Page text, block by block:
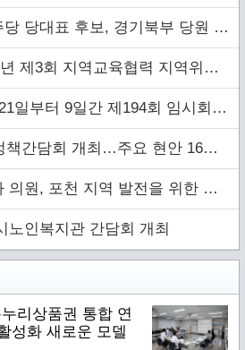
보, 경기북부 당원 및 2030 세대와 ‘소통 행보’
3회 지역교육협력 지역위원회 주재
부터 9일간 제194회 임시회 개회
담회 개최…주요 현안 16건 점검
포천 지역 발전을 위한 정담회 개최
인복지관 간담회 개최
리상품권 통합 연
성화 새로운 모델